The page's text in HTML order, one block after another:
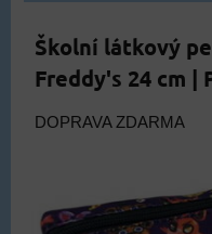
Školní látkový
Freddy's 24 cm |
DOPRAVA ZDARMA